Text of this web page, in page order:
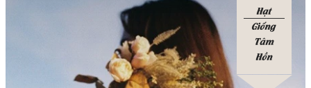
Hạt
Giống
Tâm
Hồn